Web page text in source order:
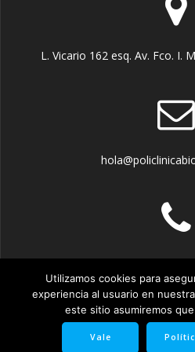
L. Vicario 162 esq. Av. Fco. I.
© 2026 Policlínica Biofauna.
Utilizamos cookies para
experiencia al usuario en
este sitio asumiremos
Vale